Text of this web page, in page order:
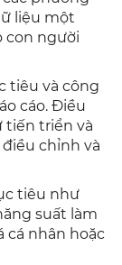
liệu một
con người
tiêu và công
cáo. Điều
tiến triển và
chỉnh và
tiêu như
suất làm
cá nhân hoặc